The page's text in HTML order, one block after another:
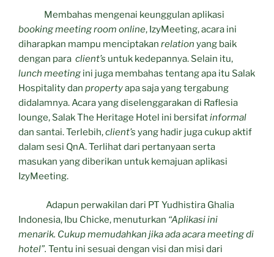
Membahas mengenai keunggulan aplikasi
booking meeting room online, IzyMeeting, acara ini
diharapkan mampu menciptakan relation yang baik
dengan para client’s untuk kedepannya. Selain itu,
lunch meeting ini juga membahas tentang apa itu Salak
Hospitality dan propertyapa saja yang tergabung
didalamnya. Acara yang diselenggarakan di Raflesia
lounge, Salak The Heritage Hotel ini bersifatinformal
dan santai. Terlebih,client’s yang hadir juga cukup aktif
dalam sesi QnA. Terlihat dari pertanyaan serta
masukan yang diberikan untuk kemajuan aplikasi
IzyMeeting.
Adapun perwakilan dari PT Yudhistira Ghalia
Indonesia, Ibu Chicke, menuturkan “Aplikasi ini
menarik. Cukup memudahkan jika ada acara meeting di
hotel”. Tentu ini sesuai dengan visi dan misi dari